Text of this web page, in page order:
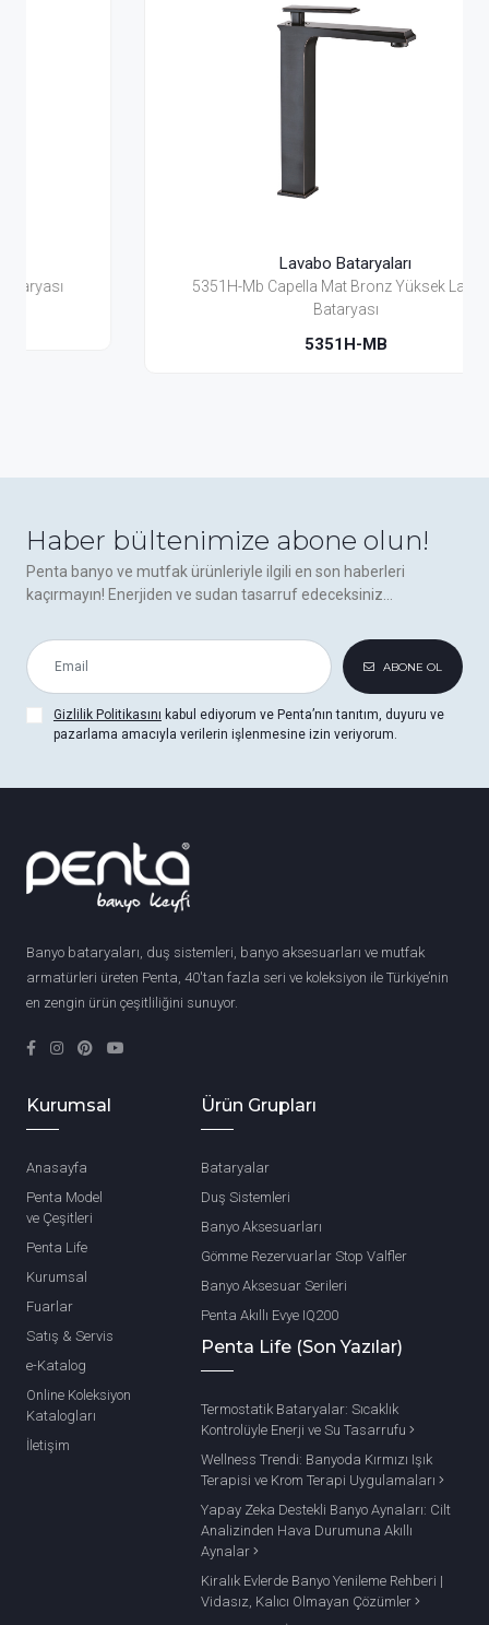
Lavabo Bataryaları
5351H-Mb Capella Mat Bronz Yüksek Lavabo
Haber bültenimize abone olun!
Penta banyo ve mutfak ürünleriyle ilgili en son haberleri
kaçırmayın! Enerjiden ve sudan tasarruf edeceksiniz...
ABONE OL
Gizlilik Politikasını kabul ediyorum ve Penta’nın tanıtım, duyuru ve
pazarlama amacıyla verilerin işlenmesine izin veriyorum.
Banyo bataryaları, duş sistemleri, banyo aksesuarları ve mutfak
armatürleri üreten Penta, 40'tan fazla seri ve koleksiyon ile Türkiye’nin
en zengin ürün çeşitliliğini sunuyor.
Kurumsal
Anasayfa
Penta Model
ve Çeşitleri
Penta Life
Kurumsal
Fuarlar
Satış & Servis
e-Katalog
Online Koleksiyon
Katalogları
İletişim
Ürün Grupları
Bataryalar
Duş Sistemleri
Banyo Aksesuarları
Gömme Rezervuarlar Stop Valfler
Banyo Aksesuar Serileri
Penta Akıllı Evye IQ200
Penta Life (Son Yazılar)
Termostatik Bataryalar: Sıcaklık
Kontrolüyle Enerji ve Su Tasarrufu
Wellness Trendi: Banyoda Kırmızı Işık
Terapisi ve Krom Terapi Uygulamaları
Yapay Zeka Destekli Banyo Aynaları: Cilt
Analizinden Hava Durumuna Akıllı
Aynalar
Kiralık Evlerde Banyo Yenileme Rehberi |
Vidasız, Kalıcı Olmayan Çözümler